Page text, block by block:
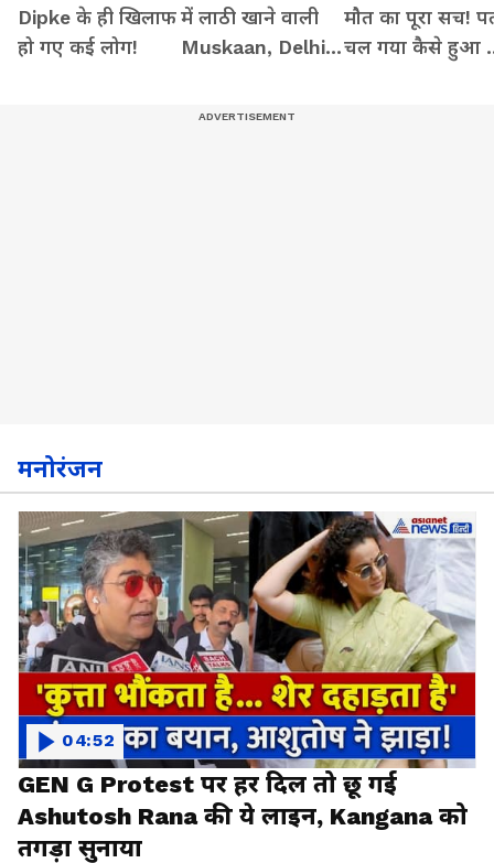
Dipke के ही खिलाफ
हो गए कई लोग!
में लाठी खाने वाली
Muskaan, Delhi
मौत का पूरा सच!
चल गया कैसे हुआ
मनोरंजन
GEN G Protest पर हर दिल तो छू गई
Ashutosh Rana की ये लाइन, Kangana को
तगड़ा सुनाया
04:52